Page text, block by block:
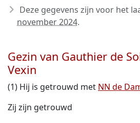
Deze gegevens zijn voor het
november 2024.
Gezin van Gauthier de
Vexin
(1) Hij is getrouwd met NN de
Zij zijn getrouwd